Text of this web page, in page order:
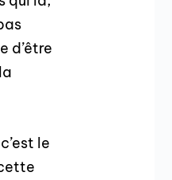
d’être
le